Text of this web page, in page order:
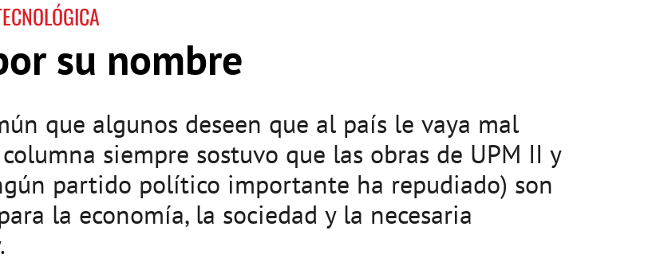
su nombre
que algunos deseen que al país le vaya mal
siempre sostuvo que las obras de UPM II y
partido político importante ha repudiado) son
la economía, la sociedad y la necesaria